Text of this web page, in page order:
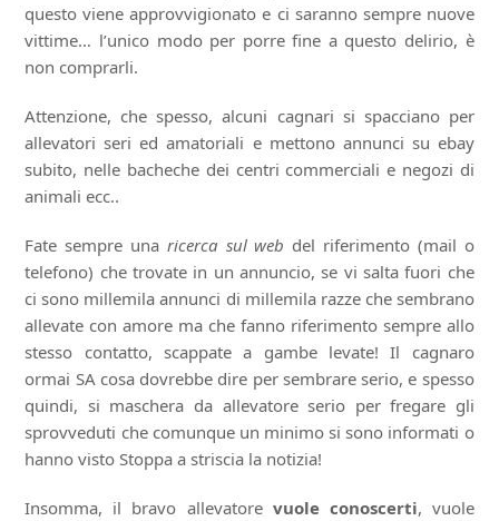
questo viene approvvigionato e ci saranno sempre nuove
vittime… l’unico modo per porre fine a questo delirio, è
non comprarli.
Attenzione, che spesso, alcuni cagnari si spacciano per
allevatori seri ed amatoriali e mettono annunci su ebay
subito, nelle bacheche dei centri commerciali e negozi di
animali ecc..
Fate sempre una ricerca sul web del riferimento (mail o
telefono) che trovate in un annuncio, se vi salta fuori che
ci sono millemila annunci di millemila razze che sembrano
allevate con amore ma che fanno riferimento sempre allo
stesso contatto, scappate a gambe levate! Il cagnaro
ormai SA cosa dovrebbe dire per sembrare serio, e spesso
quindi, si maschera da allevatore serio per fregare gli
sprovveduti che comunque un minimo si sono informati o
hanno visto Stoppa a striscia la notizia!
Insomma, il bravo allevatore vuole conoscerti, vuole